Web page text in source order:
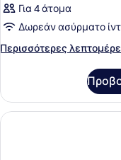
Για 4 άτομα
Δωρεάν ασύρματο
Περισσότερες
Περισσότερες